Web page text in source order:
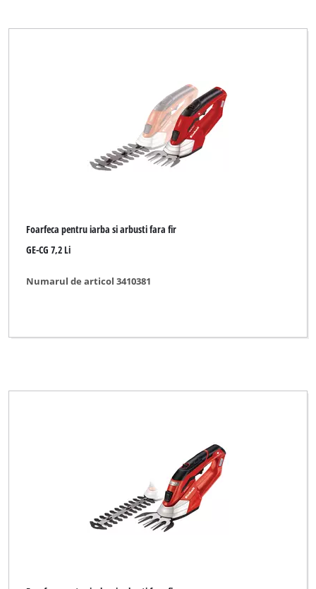
Foarfeca pentru iarba si arbusti fara fir
GE-CG 7,2 Li
Numarul de articol 3410381